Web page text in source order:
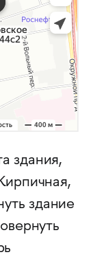
здания,
здание